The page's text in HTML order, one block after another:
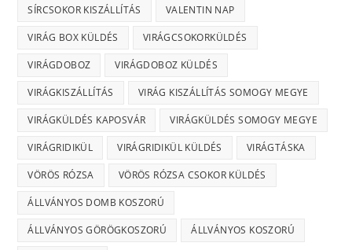
SÍRCSOKOR KISZÁLLÍTÁS VALENTIN NAP
VIRÁG BOX KÜLDÉS VIRÁGCSOKORKÜLDÉS
VIRÁGDOBOZ VIRÁGDOBOZ KÜLDÉS
VIRÁGKISZÁLLÍTÁS VIRÁG KISZÁLLÍTÁS SOMOGY MEGYE
VIRÁGKÜLDÉS KAPOSVÁR VIRÁGKÜLDÉS SOMOGY MEGYE
VIRÁGRIDIKÜL VIRÁGRIDIKÜL KÜLDÉS VIRÁGTÁSKA
VÖRÖS RÓZSA VÖRÖS RÓZSA CSOKOR KÜLDÉS
ÁLLVÁNYOS DOMB KOSZORÚ
ÁLLVÁNYOS GÖRÖGKOSZORÚ ÁLLVÁNYOS KOSZORÚ